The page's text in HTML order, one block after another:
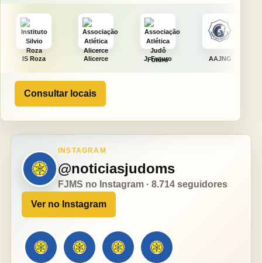
Alicerce J. Futuro AAJNG TSURU
Consultar locais
INSTAGRAM
@noticiasjudoms
FJMS no Instagram · 8.714 seguidores
Ver no Instagram